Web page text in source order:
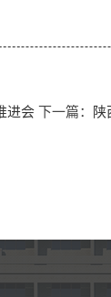
进会 下一篇： 陕